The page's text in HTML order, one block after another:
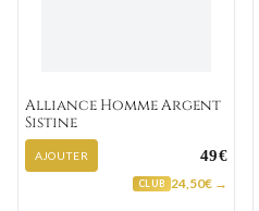
Alliance Homme Argent
Sistine
AJOUTER 49€
CLUB 24,50€ →